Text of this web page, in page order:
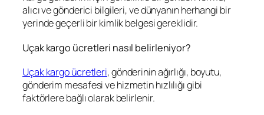
alıcı ve gönderici bilgileri, ve dünyanın herhangi bir
yerinde geçerli bir kimlik belgesi gereklidir.
Uçak kargo ücretleri nasıl belirleniyor?
Uçak kargo ücretleri, gönderinin ağırlığı, boyutu,
gönderim mesafesi ve hizmetin hızlılığı gibi
faktörlere bağlı olarak belirlenir.